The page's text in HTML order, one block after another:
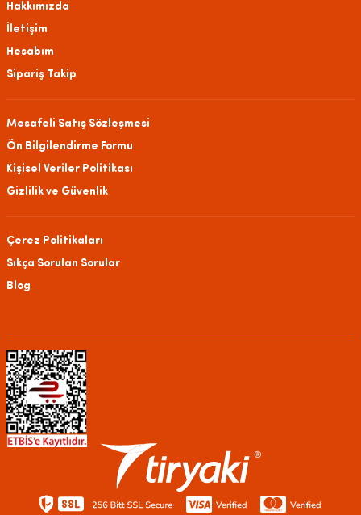
Hakkımızda
İletişim
Hesabım
Sipariş Takip
Mesafeli Satış Sözleşmesi
Ön Bilgilendirme Formu
Kişisel Veriler Politikası
Gizlilik ve Güvenlik
Çerez Politikaları
Sıkça Sorulan Sorular
Blog